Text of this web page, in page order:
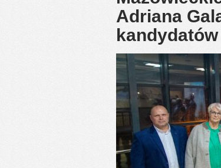
Adriana
kandydatów